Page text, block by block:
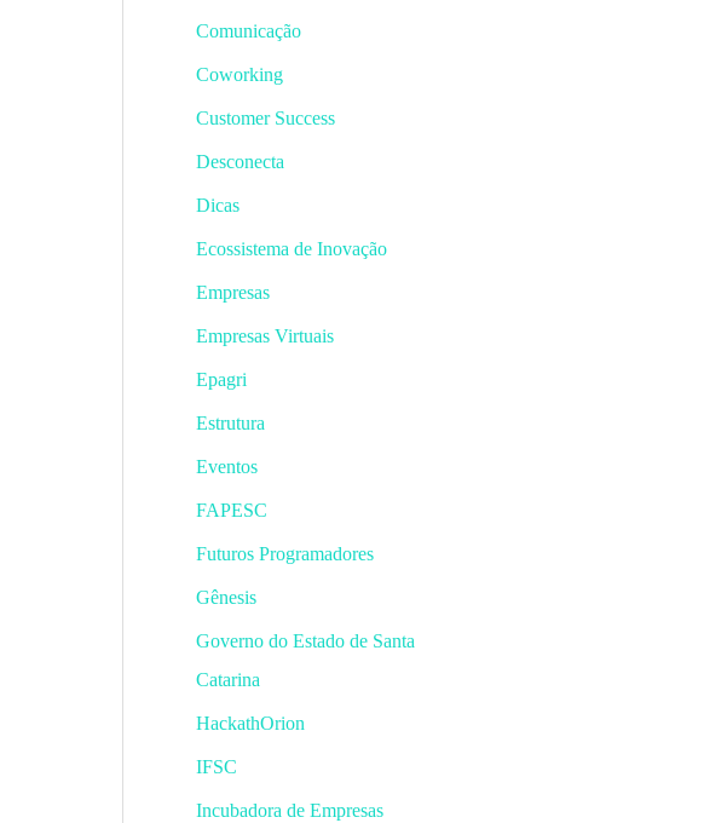
Comunicação
Coworking
Customer Success
Desconecta
Dicas
Ecossistema de Inovação
Empresas
Empresas Virtuais
Epagri
Estrutura
Eventos
FAPESC
Futuros Programadores
Gênesis
Governo do Estado de Santa
Catarina
HackathOrion
IFSC
Incubadora de Empresas